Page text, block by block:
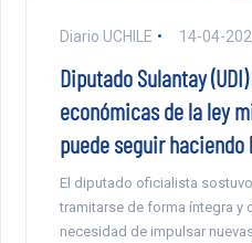
Diario UCHILE 14-04-
Diputado Sulantay
económicas de la ley
puede seguir haciendo
El diputado oficialista
tramitarse de forma íntegra y
necesidad de impulsar